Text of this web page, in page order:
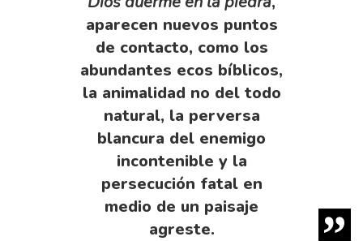
aparecen nuevos puntos
de contacto, como los
abundantes ecos bíblicos,
la animalidad no del todo
natural, la perversa
blancura del enemigo
incontenible y la
persecución fatal en
medio de un paisaje
agreste.